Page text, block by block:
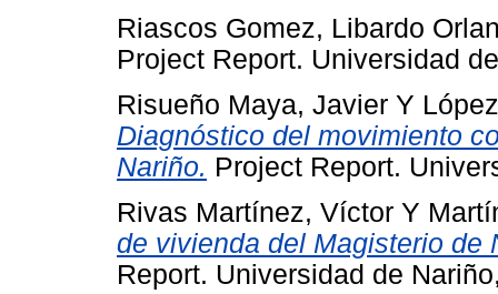
Riascos Gomez, Libardo
Project Report. Universidad
Risueño Maya, Javier Y
Diagnóstico del movimiento
Nariño. Project Report.
Rivas Martínez, Víctor Y
de vivienda del Magisterio de
Report. Universidad de